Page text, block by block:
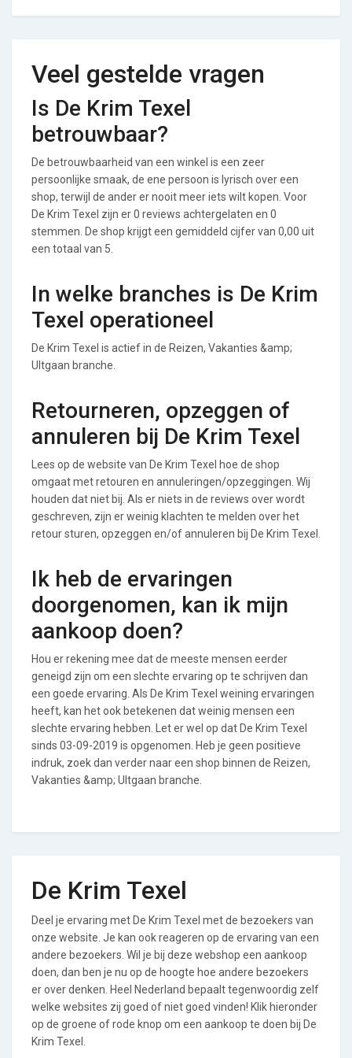
Veel gestelde vragen
Is De Krim Texel
betrouwbaar?
De betrouwbaarheid van een winkel is een zeer
persoonlijke smaak, de ene persoon is lyrisch over een
shop, terwijl de ander er nooit meer iets wilt kopen. Voor
De Krim Texel zijn er 0 reviews achtergelaten en 0
stemmen. De shop krijgt een gemiddeld cijfer van 0,00 uit
een totaal van 5.
In welke branches is De Krim
Texel operationeel
De Krim Texel is actief in de Reizen, Vakanties &amp;
UItgaan branche.
Retourneren, opzeggen of
annuleren bij De Krim Texel
Lees op de website van De Krim Texel hoe de shop
omgaat met retouren en annuleringen/opzeggingen. Wij
houden dat niet bij. Als er niets in de reviews over wordt
geschreven, zijn er weinig klachten te melden over het
retour sturen, opzeggen en/of annuleren bij De Krim Texel.
Ik heb de ervaringen
doorgenomen, kan ik mijn
aankoop doen?
Hou er rekening mee dat de meeste mensen eerder
geneigd zijn om een slechte ervaring op te schrijven dan
een goede ervaring. Als De Krim Texel weining ervaringen
heeft, kan het ook betekenen dat weinig mensen een
slechte ervaring hebben. Let er wel op dat De Krim Texel
sinds 03-09-2019 is opgenomen. Heb je geen positieve
indruk, zoek dan verder naar een shop binnen de Reizen,
Vakanties &amp; UItgaan branche.
De Krim Texel
Deel je ervaring met De Krim Texel met de bezoekers van
onze website. Je kan ook reageren op de ervaring van een
andere bezoekers. Wil je bij deze webshop een aankoop
doen, dan ben je nu op de hoogte hoe andere bezoekers
er over denken. Heel Nederland bepaalt tegenwoordig zelf
welke websites zij goed of niet goed vinden! Klik hieronder
op de groene of rode knop om een aankoop te doen bij De
Krim Texel.